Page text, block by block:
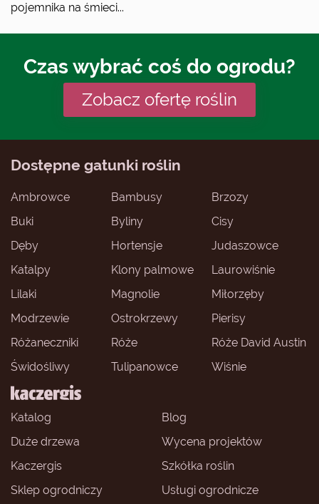
pojemnika na śmieci...
Czas wybrać coś do ogrodu?
Zobacz ofertę roślin
Katalog
Blog
Duże drzewa
Wycena projektów
Kaczergis
Szkółka roślin
Sklep ogrodniczy
Usługi ogrodnicze
Dostępne gatunki roślin
Ambrowce Bambusy
Brzozy
Buki
Byliny
Cisy
Dęby
Hortensje
Judaszowce
Katalpy
Klony palmowe
Laurowiśnie
Lilaki
Magnolie
Miłorzęby
Modrzewie
Ostrokrzewy
Pierisy
Różaneczniki
Róże
Róże David Austin
Świdośliwy
Tulipanowce Wiśnie